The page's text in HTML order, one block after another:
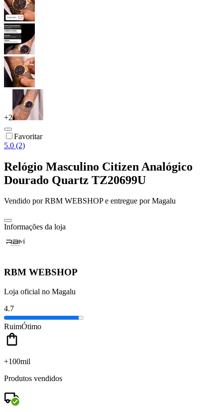
+2
Favoritar
5.0 (2)
Relógio Masculino Citizen Analógico
Dourado Quartz TZ20699U
Vendido porRBM WEBSHOPe entregue por Magalu
Informações da loja
RBM WEBSHOP
Loja oficial no Magalu
4.7
RuimÓtimo
+100mil
Produtos vendidos